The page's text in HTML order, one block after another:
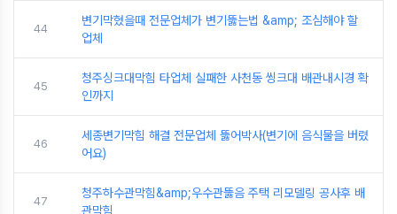
44
변기막혔을때 전문업체가 변기뚫는법 &amp; 조심해야 할
업체
45
청주싱크대막힘 타업체 실패한 사천동 씽크대 배관내시경 확
인까지
46
세종변기막힘 해결 전문업체 뚫어박사(변기에 음식물을 버렸
어요)
47
청주하수관막힘&amp;우수관뚫음 주택 리모델링 공사후 배
관막힘